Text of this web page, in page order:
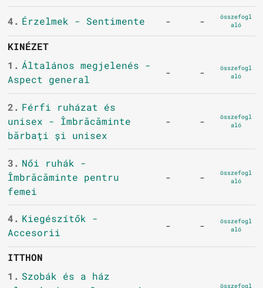
4. Érzelmek - Sentimente - -
összefogl
aló
KINÉZET
1. Általános megjelenés -
Aspect general
- -
összefogl
aló
2. Férfi ruházat és
unisex - Îmbrăcăminte
bărbați și unisex
- -
összefogl
aló
3. Női ruhák -
Îmbrăcăminte pentru
femei
- -
összefogl
aló
4. Kiegészítők -
Accesorii
- -
összefogl
aló
ITTHON
1. Szobák és a ház
összefogl